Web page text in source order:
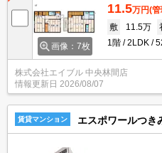
画像：7枚
11.5万円(管
敷
11.5万
1階
2LDK
株式会社エイブル 中央林間店
情報更新日 2026/08/07
賃貸マンション エスポワールつき